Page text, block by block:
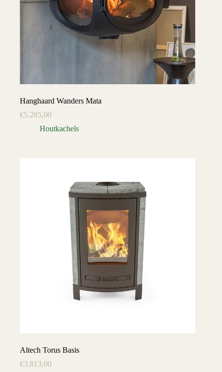
Hanghaard Wanders Mata
€5.285,00
Houtkachels
Altech Torus Basis
€3.813,00